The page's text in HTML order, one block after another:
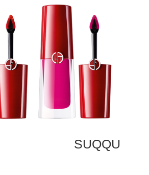
SUQQU